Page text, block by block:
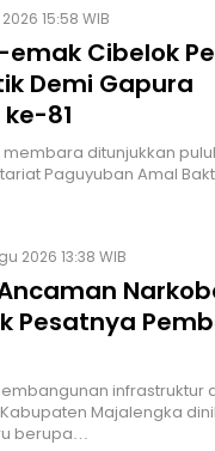
15:58 WIB
emak Cibelok
Demi Gapura
81
membara ditunjukkan
Paguyuban Amal
2026 13:38 WIB
Pesatnya
infrastruktur
Majalengka
berupa…